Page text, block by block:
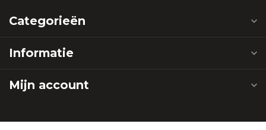
Categorieën
Informatie
Mijn account